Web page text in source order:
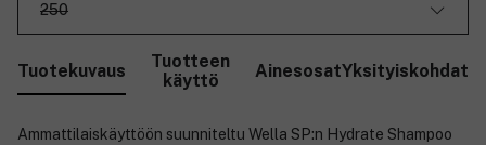
250
Tuotekuvaus
Tuotteen
käyttö
AinesosatYksityiskohdat
Ammattilaiskäyttöön suunniteltu Wella SP:n Hydrate Shampoo